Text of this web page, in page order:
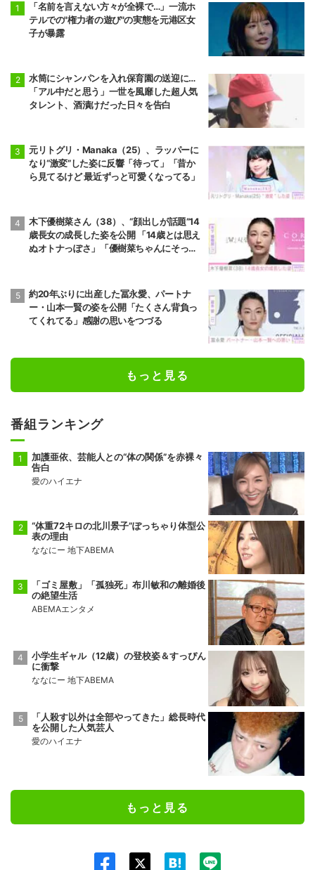
「名前を言えない方々が全裸で…」一流ホ
テルでの"権力者の遊び"の実態を元港区女
子が暴露
水筒にシャンパンを入れ保育園の送迎に…
「アル中だと思う」一世を風靡した超人気
タレント、酒漬けだった日々を告白
元リトグリ・Manaka（25）、ラッパーに
なり“激変”した姿に反響「待って」「昔か
ら見てるけど 最近ずっと可愛くなってる」
木下優樹菜さん（38）、“顔出しが話題”14
歳長女の成長した姿を公開 「14歳とは思え
ぬオトナっぽさ」「優樹菜ちゃんにそっく
約20年ぶりに出産した冨永愛、パートナ
ー・山本一賢の姿を公開「たくさん背負っ
てくれてる」感謝の思いをつづる
もっと見る
番組ランキング
加護亜依、芸能人との“体の関係”を赤裸々
告白
愛のハイエナ
“体重72キロの北川景子”ぽっちゃり体型公
表の理由
ななにー 地下ABEMA
「ゴミ屋敷」「孤独死」布川敏和の離婚後
の絶望生活
ABEMAエンタメ
小学生ギャル（12歳）の登校姿＆すっぴん
に衝撃
ななにー 地下ABEMA
「人殺す以外は全部やってきた」総長時代
を公開した人気芸人
愛のハイエナ
もっと見る